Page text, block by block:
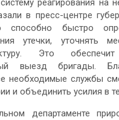
реагирования на
в пресс-центре
способно быстро
утечки, уточнять
Это
выезд бригады.
необходимые службы
и объединить усилия в
департаменте